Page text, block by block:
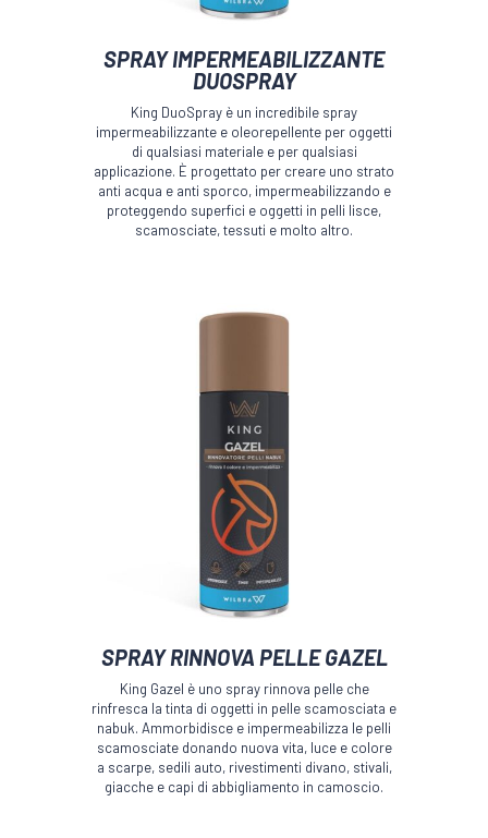
prodotto
varianti.
opzioni
possono
essere
SPRAY IMPERMEABILIZZANTE
DUOSPRAY
King DuoSpray è un incredibile spray
impermeabilizzante e oleorepellente per oggetti
di qualsiasi materiale e per qualsiasi
applicazione. È progettato per creare uno strato
anti acqua e anti sporco, impermeabilizzando e
proteggendo superfici e oggetti in pelli lisce,
scamosciate, tessuti e molto altro.
prodotto
più
varianti.
opzioni
possono
SPRAY RINNOVA PELLE GAZEL
King Gazel è uno spray rinnova pelle che
rinfresca la tinta di oggetti in pelle scamosciata e
nabuk. Ammorbidisce e impermeabilizza le pelli
scamosciate donando nuova vita, luce e colore
a scarpe, sedili auto, rivestimenti divano, stivali,
giacche e capi di abbigliamento in camoscio.